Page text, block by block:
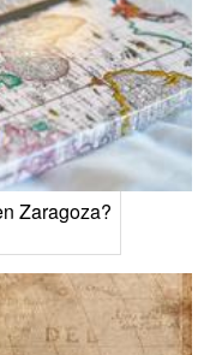
Zaragoza?